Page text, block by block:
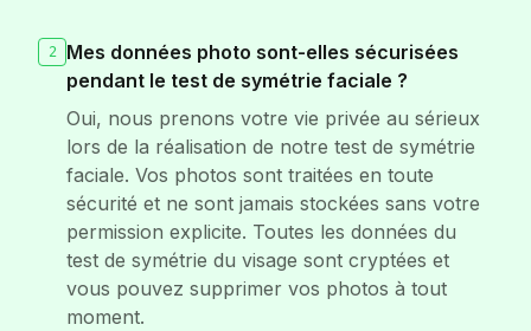
2
Mes données photo sont-elles sécurisées
pendant le test de symétrie faciale ?
Oui, nous prenons votre vie privée au sérieux
lors de la réalisation de notre test de symétrie
faciale. Vos photos sont traitées en toute
sécurité et ne sont jamais stockées sans votre
permission explicite. Toutes les données du
test de symétrie du visage sont cryptées et
vous pouvez supprimer vos photos à tout
moment.